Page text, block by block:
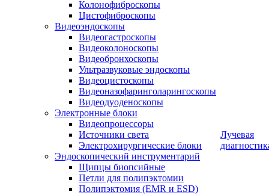
Колонофиброскопы
Цистофиброскопы
Видеоэндоскопы
Видеогастроскопы
Видеоколоноскопы
Видеобронхоскопы
Ультразвуковые эндоскопы
Видеоцистоскопы
Видеоназофаринголарингоскопы
Видеодуоденоскопы
Электронные блоки
Видеопроцессоры
Источники света
Электрохирургические блоки
Эндоскопический инструментарий
Щипцы биопсийные
Петли для полипэктомии
Полипэктомия (EMR и ESD)
Лучевая